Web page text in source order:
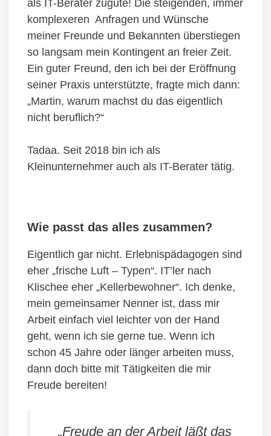
als IT-Berater zugute! Die steigenden, immer
komplexeren Anfragen und Wünsche
meiner Freunde und Bekannten überstiegen
so langsam mein Kontingent an freier Zeit.
Ein guter Freund, den ich bei der Eröffnung
seiner Praxis unterstützte, fragte mich dann:
„Martin, warum machst du das eigentlich
nicht beruflich?“
Tadaa. Seit 2018 bin ich als
Kleinunternehmer auch als IT-Berater tätig.
Wie passt das alles zusammen?
Eigentlich gar nicht. Erlebnispädagogen sind
eher „frische Luft – Typen“. IT’ler nach
Klischee eher „Kellerbewohner“. Ich denke,
mein gemeinsamer Nenner ist, dass mir
Arbeit einfach viel leichter von der Hand
geht, wenn ich sie gerne tue. Wenn ich
schon 45 Jahre oder länger arbeiten muss,
dann doch bitte mit Tätigkeiten die mir
Freude bereiten!
„Freude an der Arbeit läßt das